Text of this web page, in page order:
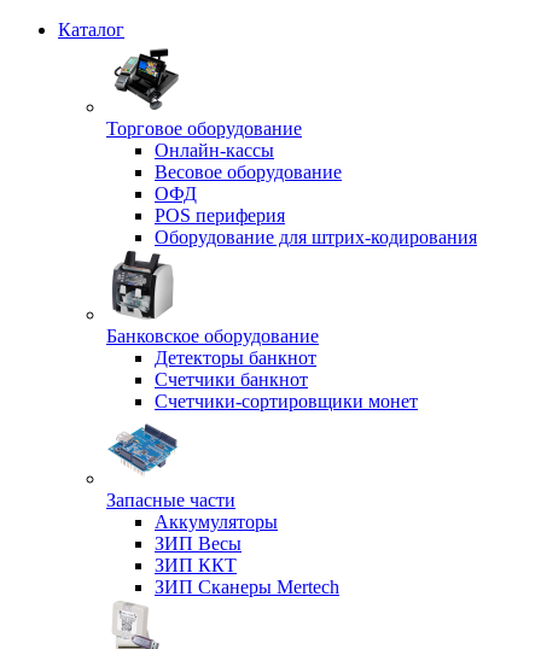
Каталог
Торговое оборудование
Онлайн-кассы
Весовое оборудование
ОФД
POS периферия
Оборудование для штрих-кодирования
Банковское оборудование
Детекторы банкнот
Счетчики банкнот
Счетчики-сортировщики монет
Запасные части
Аккумуляторы
ЗИП Весы
ЗИП ККТ
ЗИП Сканеры Mertech